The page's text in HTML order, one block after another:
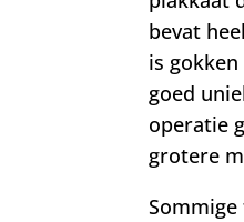
bevat
is
goed
operatie
grotere